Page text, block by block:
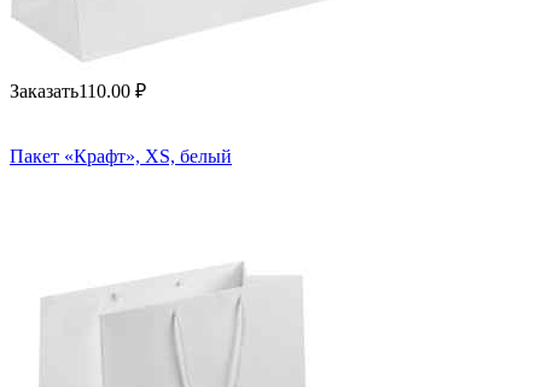
Заказать110.00 ₽
Пакет «Крафт», XS, белый